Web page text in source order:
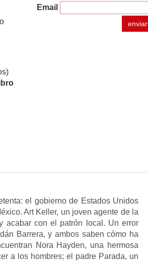
Email
enviar
el gobierno de Estados Unidos
Art Keller, un joven agente de la
acabar con el patrón local. Un error
Barrera, y ambos saben cómo ha
Nora Hayden, una hermosa
a los hombres; el padre Parada, un